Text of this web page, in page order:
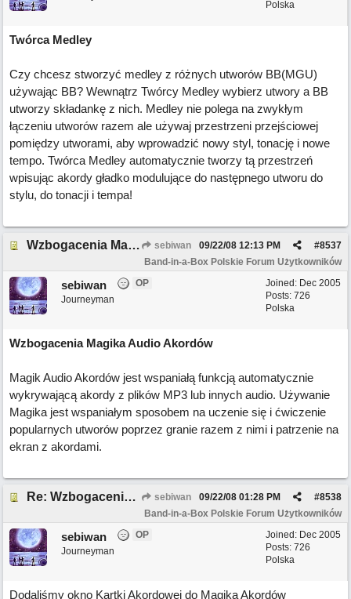
Polska
Twórca Medley
Czy chcesz stworzyć medley z różnych utworów BB(MGU)
używając BB? Wewnątrz Twórcy Medley wybierz utwory a BB
utworzy składankę z nich. Medley nie polega na zwykłym
łączeniu utworów razem ale używaj przestrzeni przejściowej
pomiędzy utworami, aby wprowadzić nowy styl, tonację i nowe
tempo. Twórca Medley automatycznie tworzy tą przestrzeń
wpisując akordy gładko modulujące do następnego utworu do
stylu, do tonacji i tempa!
Wzbogacenia Magika Audio Akordów sebiwan #8537
09/22/08 12:13 PM
Band-in-a-Box Polskie Forum Użytkowników
Joined: Dec 2005
Posts: 726
Polska
sebiwan
OP
Journeyman
Wzbogacenia Magika Audio Akordów
Magik Audio Akordów jest wspaniałą funkcją automatycznie
wykrywającą akordy z plików MP3 lub innych audio. Używanie
Magika jest wspaniałym sposobem na uczenie się i ćwiczenie
popularnych utworów poprzez granie razem z nimi i patrzenie na
ekran z akordami.
Re: Wzbogacenia Magika Audio Akordów sebiwan #8538
09/22/08 01:28 PM
Band-in-a-Box Polskie Forum Użytkowników
Joined: Dec 2005
Posts: 726
Polska
sebiwan
OP
Journeyman
Dodaliśmy okno Kartki Akordowej do Magika Akordów